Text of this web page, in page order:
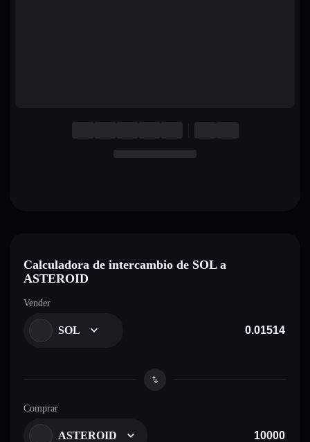
Calculadora de intercambio de SOL a
ASTEROID
Vender
SOL
Comprar
ASTEROID